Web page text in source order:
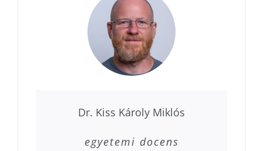
Dr. Kiss Károly Miklós
egyetemi docens